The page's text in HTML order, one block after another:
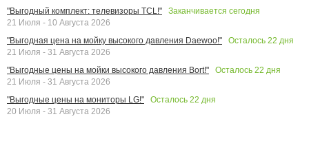
"Выгодный комплект: телевизоры TCL!"
Заканчивается сегодня
21 Июля - 10 Августа 2026
"Выгодная цена на мойку высокого давления Daewoo!"
Осталось 22 дня
21 Июля - 31 Августа 2026
"Выгодные цены на мойки высокого давления Bort!"
Осталось 22 дня
21 Июля - 31 Августа 2026
"Выгодные цены на мониторы LG!"
Осталось 22 дня
20 Июля - 31 Августа 2026